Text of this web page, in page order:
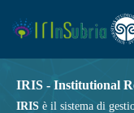
IRIS - Institutional
IRIS è il sistema di